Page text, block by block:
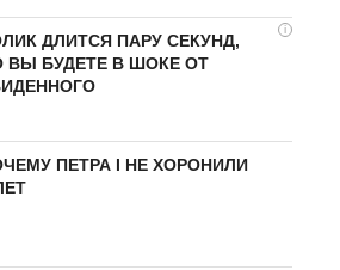
i
ДЛИТСЯ ПАРУ СЕКУНД,
ВЫ БУДЕТЕ В ШОКЕ ОТ
ПЕТРА I НЕ ХОРОНИЛИ